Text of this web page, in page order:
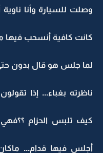
وصلت للسيارة وأنا
كانت كافية أنسحب فيها
لما جلس هو قال بدون
ناظرته بغباء... إذا
كيف تلبس الحزام ؟؟فهي
أجلس فيها قدام...